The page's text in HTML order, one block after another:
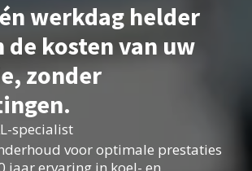
werkdag helder
kosten van uw
zonder
specialist
voor optimale prestaties